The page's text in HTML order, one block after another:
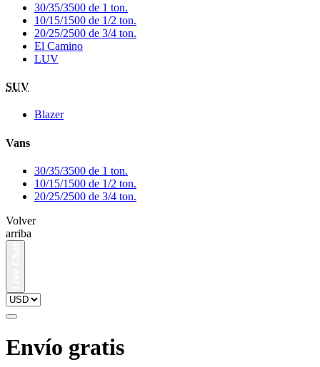
30/35/3500 de 1 ton.
10/15/1500 de 1/2 ton.
20/25/2500 de 3/4 ton.
El Camino
LUV
SUV
Blazer
Vans
30/35/3500 de 1 ton.
10/15/1500 de 1/2 ton.
20/25/2500 de 3/4 ton.
Volver
arriba
Envío gratis